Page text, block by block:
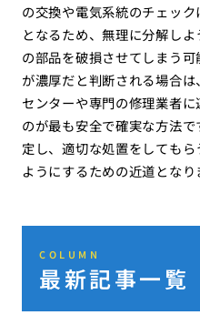
の交換や電気系統のチェッ
となるため、無理に分解し
の部品を破損させてしまう
が濃厚だと判断される場合
センターや専門の修理業者
のが最も安全で確実な方法
定し、適切な処置をしても
ようにするための近道となり
COLUMN
最新記事一覧